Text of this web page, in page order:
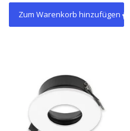
Zum Warenkorb hinzufügen